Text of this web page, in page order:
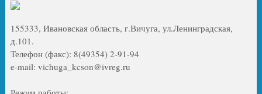
155333, Ивановская область, г.Вичуга, ул.Ленинградская,
д.101.
Телефон (факс): 8(49354) 2-91-94
e-mail: vichuga_kcson@ivreg.ru